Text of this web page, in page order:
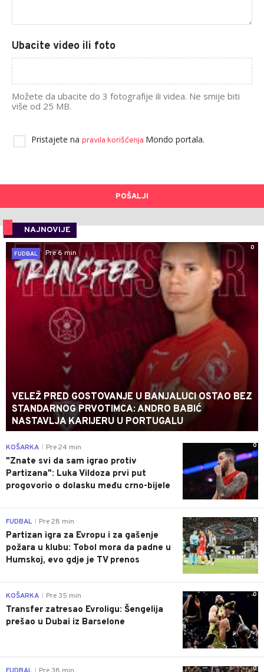
Ubacite video ili foto
Možete da ubacite do 3 fotografije ili videa. Ne smije biti
više od 25 MB.
Pristajete na pravila korišćenja Mondo portala.
POŠALJI
NAJNOVIJE
0
FUDBAL
Pre 6 min
VELEŽ PRED GOSTOVANJE U BANJALUCI OSTAO BEZ
STANDARNOG PRVOTIMCA: ANDRO BABIĆ
NASTAVLJA KARIJERU U PORTUGALU
0
KOŠARKA Pre 24 min
"Znate svi da sam igrao protiv
Partizana": Luka Vildoza prvi put
progovorio o dolasku među crno-bijele
0
FUDBAL Pre 28 min
Partizan igra za Evropu i za gašenje
požara u klubu: Tobol mora da padne u
Humskoj, evo gdje je TV prenos
0
KOŠARKA Pre 35 min
Transfer zatresao Evroligu: Šengelija
prešao u Dubai iz Barselone
0